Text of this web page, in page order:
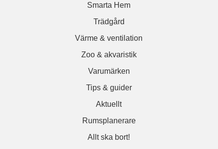
Smarta Hem
Trädgård
Värme & ventilation
Zoo & akvaristik
Varumärken
Tips & guider
Aktuellt
Rumsplanerare
Allt ska bort!